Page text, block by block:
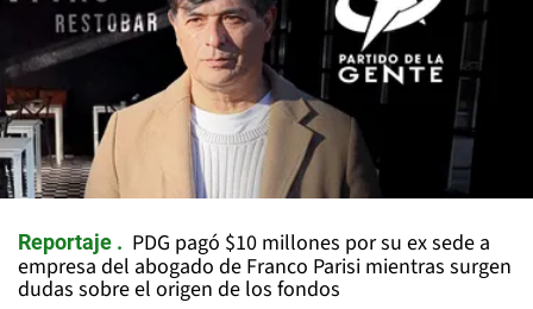
Reportaje
PDG pagó $10 millones por su ex sede a
empresa del abogado de Franco Parisi mientras surgen
dudas sobre el origen de los fondos